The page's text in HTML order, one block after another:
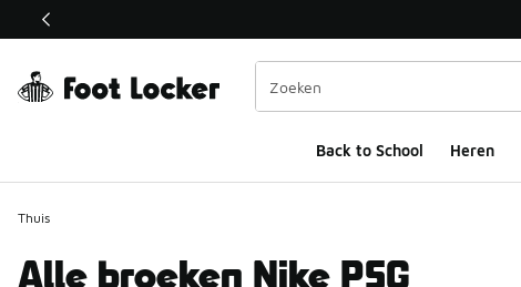
Deze link wordt geopend in een nieuw venster
Back to School Heren
Thuis
Alle broeken Nike PSG